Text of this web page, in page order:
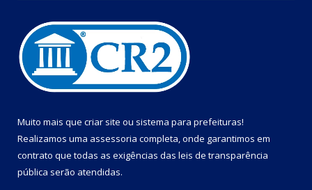
Muito mais que criar site ou sistema para prefeituras!
Realizamos uma assessoria completa, onde garantimos em
contrato que todas as exigências das leis de transparência
pública serão atendidas.